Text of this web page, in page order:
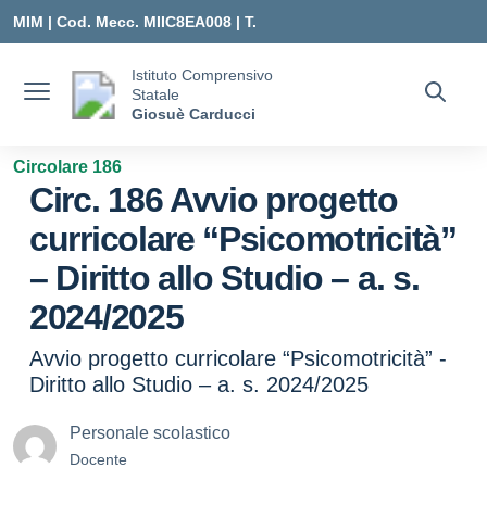
MIM | Cod. Mecc. MIIC8EA008 | T.
MIIC8EA008@ISTRUZIONE.IT
Istituto Comprensivo
Statale
Giosuè Carducci
Circolare 186
Circ. 186 Avvio progetto
curricolare “Psicomotricità”
– Diritto allo Studio – a. s.
2024/2025
Avvio progetto curricolare “Psicomotricità” -
Diritto allo Studio – a. s. 2024/2025
Personale scolastico
Docente